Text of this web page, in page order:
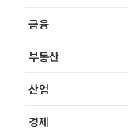
금융
부동산
산업
경제